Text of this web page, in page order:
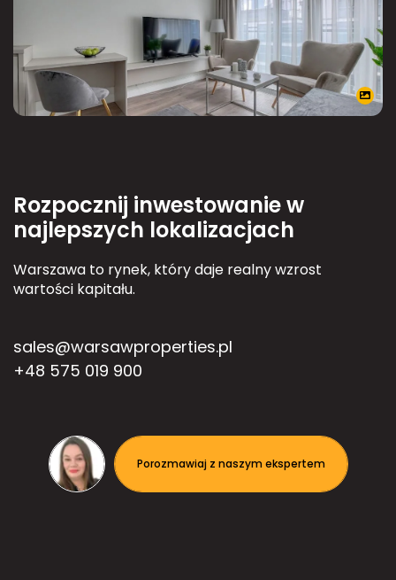
Rozpocznij inwestowanie w
najlepszych lokalizacjach
Warszawa to rynek, który daje realny wzrost
wartości kapitału.
sales@warsawproperties.pl
+48 575 019 900
Porozmawiaj z naszym ekspertem